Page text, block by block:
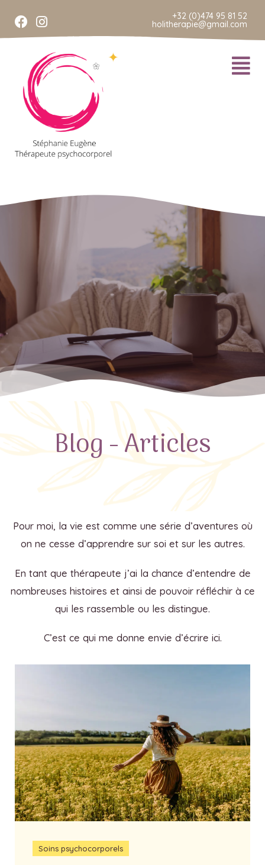
+32 (0)474 95 81 52
holitherapie@gmail.com
Blog - Articles
Pour moi, la vie est comme une série d’aventures où
on ne cesse d’apprendre sur soi et sur les autres.
En tant que thérapeute j’ai la chance d’entendre de
nombreuses histoires et ainsi de pouvoir réfléchir à ce
qui les rassemble ou les distingue.
C’est ce qui me donne envie d’écrire ici.
Soins psychocorporels